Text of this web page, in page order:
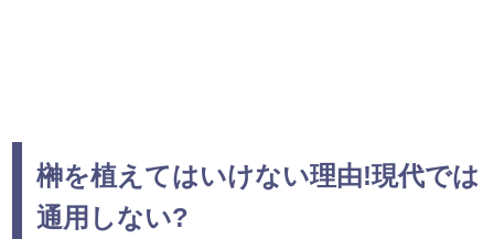
榊を植えてはいけない理由!現代では
通用しない?